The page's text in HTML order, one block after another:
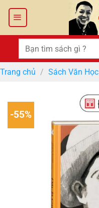
Tìm
kiếm:
Trang chủ / Sách Văn Học
-55%